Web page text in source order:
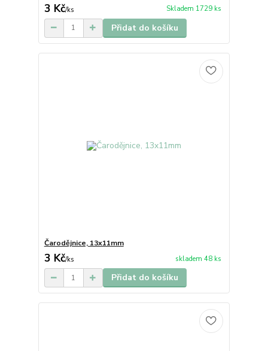
3 Kč/ks Skladem 1729 ks
Přidat do košíku
Čarodějnice, 13x11mm
3 Kč/ks skladem 48 ks
Přidat do košíku